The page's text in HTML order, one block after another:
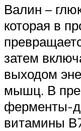
Валин –
которая в
затем
выходом
мышц. В
ферменты-
витамины